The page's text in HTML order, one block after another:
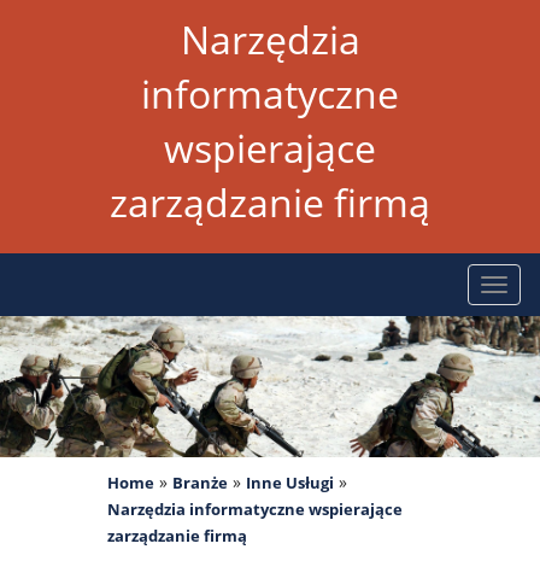
Narzędzia
informatyczne
wspierające
zarządzanie firmą
Home » Branże » Inne Usługi »
Narzędzia informatyczne wspierające
zarządzanie firmą